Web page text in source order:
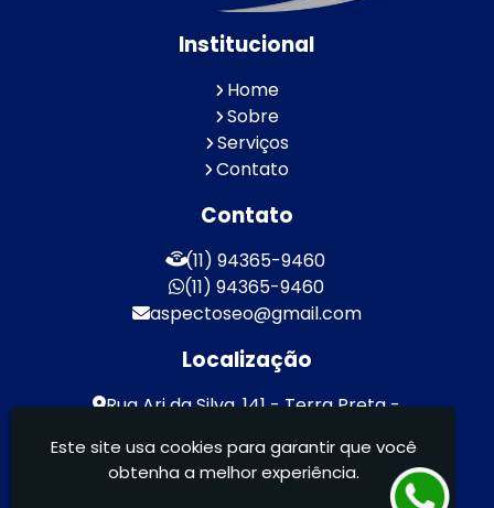
Institucional
Home
Sobre
Serviços
Contato
Contato
(11) 94365-9460
(11) 94365-9460
aspectoseo@gmail.com
Localização
Rua Ari da Silva, 141 - Terra Preta -
Aspecto Comunicação Visual Ltda -
Este site usa cookies para garantir que você
obtenha a melhor experiência.